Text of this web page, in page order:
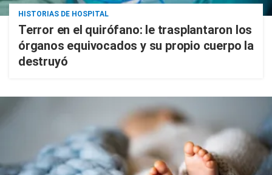
HISTORIAS DE HOSPITAL
Terror en el quirófano: le trasplantaron los
órganos equivocados y su propio cuerpo la
destruyó